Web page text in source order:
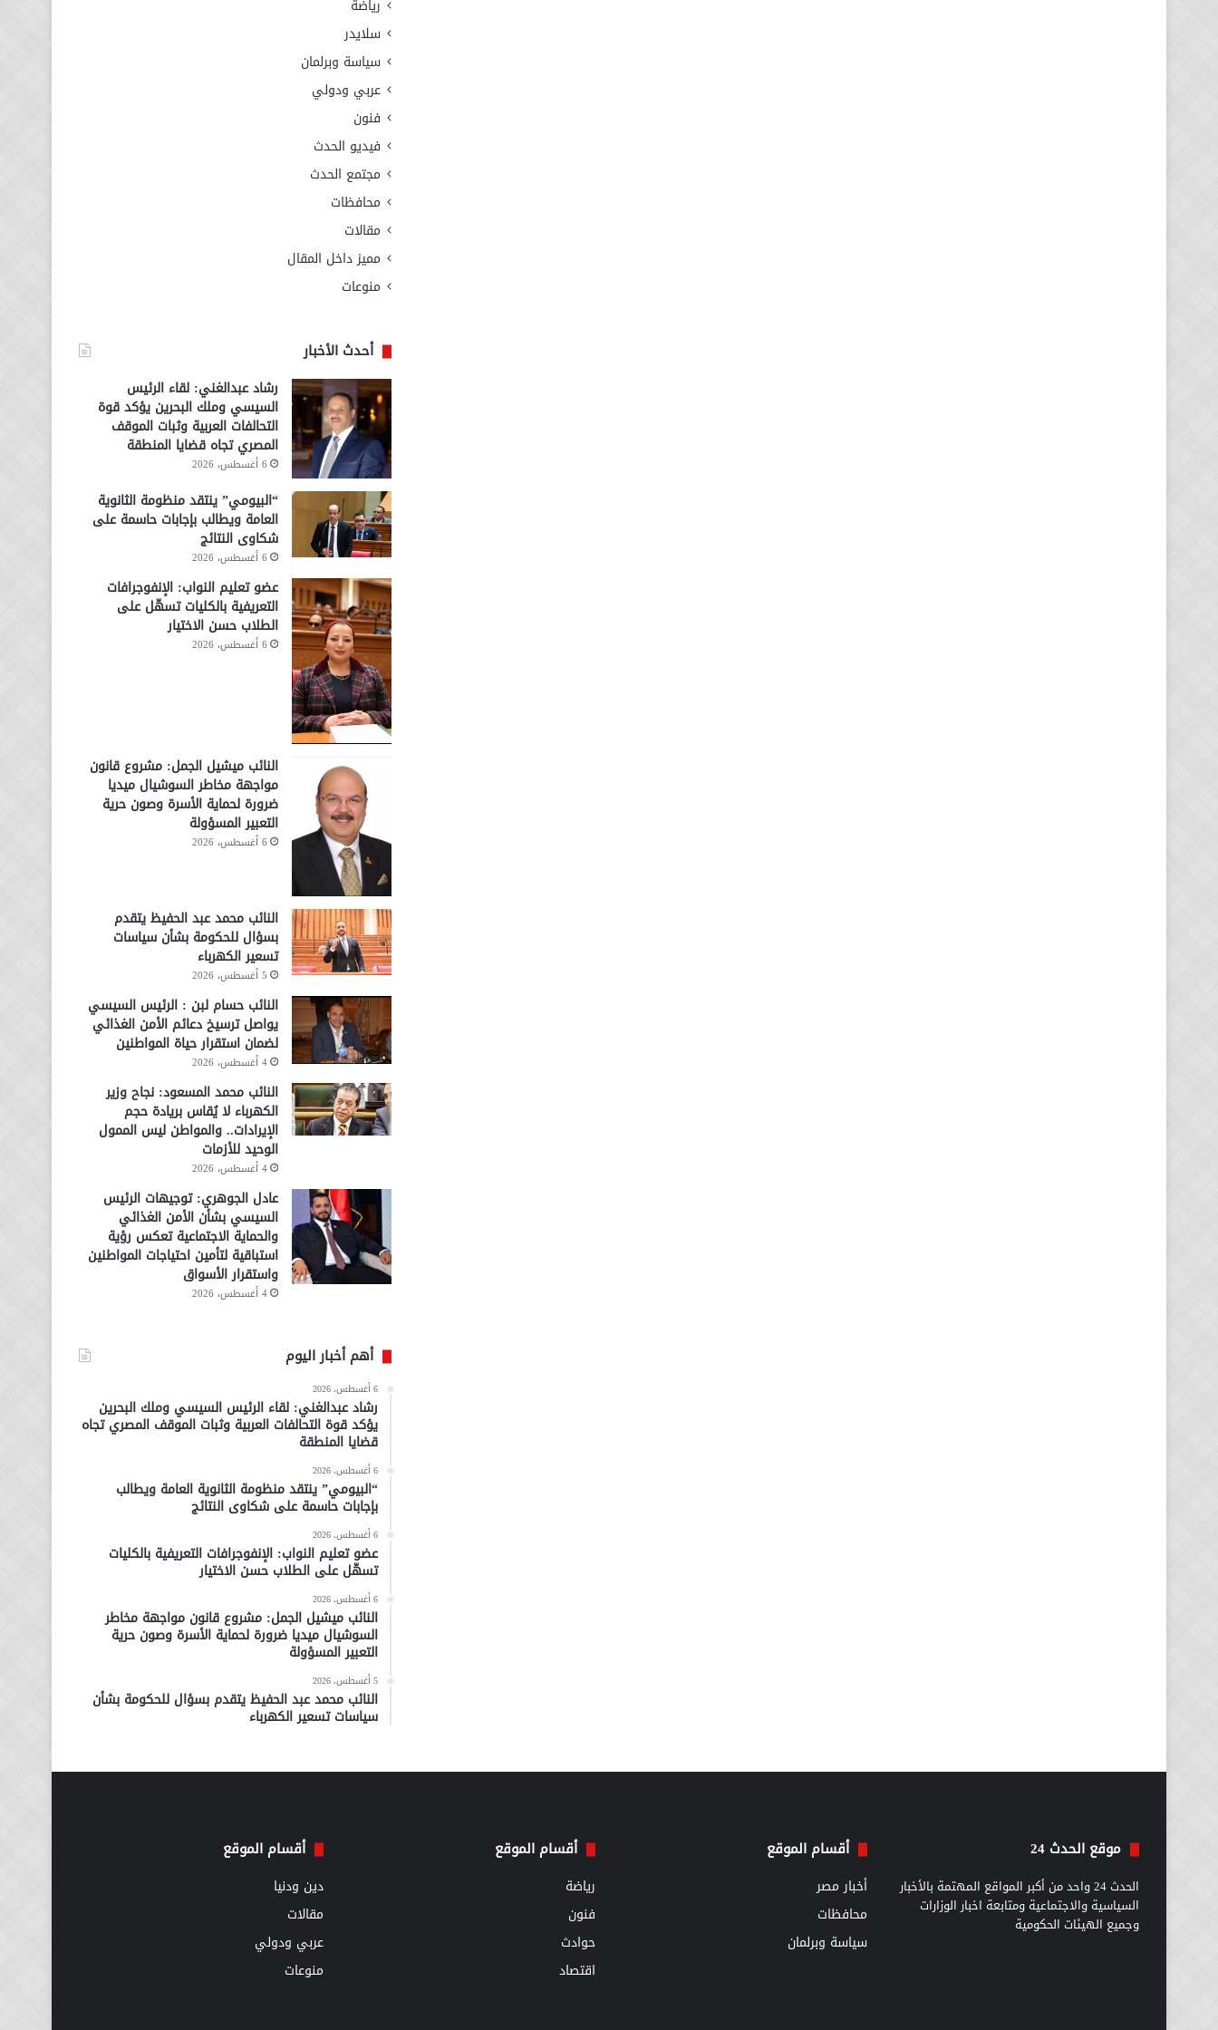
رياضة
سلايدر
سياسة وبرلمان
عربي ودولي
فنون
فيديو الحدث
مجتمع الحدث
محافظات
مقالات
مميز داخل المقال
منوعات
أحدث الأخبار
رشاد عبدالغني: لقاء الرئيس
السيسي وملك البحرين يؤكد قوة
التحالفات العربية وثبات الموقف
المصري تجاه قضايا المنطقة
6 أغسطس، 2026
“البيومي” ينتقد منظومة الثانوية
العامة ويطالب بإجابات حاسمة على
شكاوى النتائج
6 أغسطس، 2026
عضو تعليم النواب: الإنفوجرافات
التعريفية بالكليات تسهّل على
الطلاب حسن الاختيار
6 أغسطس، 2026
النائب ميشيل الجمل: مشروع قانون
مواجهة مخاطر السوشيال ميديا
ضرورة لحماية الأسرة وصون حرية
التعبير المسؤولة
6 أغسطس، 2026
النائب محمد عبد الحفيظ يتقدم
بسؤال للحكومة بشأن سياسات
تسعير الكهرباء
5 أغسطس، 2026
النائب حسام لبن : الرئيس السيسي
يواصل ترسيخ دعائم الأمن الغذائي
لضمان استقرار حياة المواطنين
4 أغسطس، 2026
النائب محمد المسعود: نجاح وزير
الكهرباء لا يُقاس بريادة حجم
الإيرادات.. والمواطن ليس الممول
الوحيد للأزمات
4 أغسطس، 2026
عادل الجوهري: توجيهات الرئيس
السيسي بشأن الأمن الغذائي
والحماية الاجتماعية تعكس رؤية
استباقية لتأمين احتياجات المواطنين
واستقرار الأسواق
4 أغسطس، 2026
أهم أخبار اليوم
6 أغسطس، 2026
رشاد عبدالغني: لقاء الرئيس السيسي وملك البحرين
يؤكد قوة التحالفات العربية وثبات الموقف المصري تجاه
قضايا المنطقة
6 أغسطس، 2026
“البيومي” ينتقد منظومة الثانوية العامة ويطالب
بإجابات حاسمة على شكاوى النتائج
6 أغسطس، 2026
عضو تعليم النواب: الإنفوجرافات التعريفية بالكليات
تسهّل على الطلاب حسن الاختيار
6 أغسطس، 2026
النائب ميشيل الجمل: مشروع قانون مواجهة مخاطر
السوشيال ميديا ضرورة لحماية الأسرة وصون حرية
التعبير المسؤولة
5 أغسطس، 2026
النائب محمد عبد الحفيظ يتقدم بسؤال للحكومة بشأن
سياسات تسعير الكهرباء
موقع الحدث 24
الحدث 24 واحد من أكبر المواقع المهتمة بالأخبار
السياسية والاجتماعية ومتابعة اخبار الوزارات
وجميع الهيئات الحكومية
أقسام الموقع
أخبار مصر
محافظات
سياسة وبرلمان
أقسام الموقع
رياضة
فنون
حوادث
اقتصاد
أقسام الموقع
دين ودنيا
مقالات
عربي ودولي
منوعات